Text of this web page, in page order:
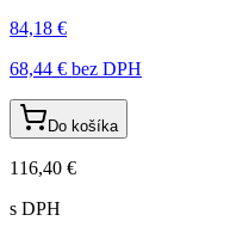
84,18 €
68,44 € bez DPH
Do košíka
116,40 €
s DPH